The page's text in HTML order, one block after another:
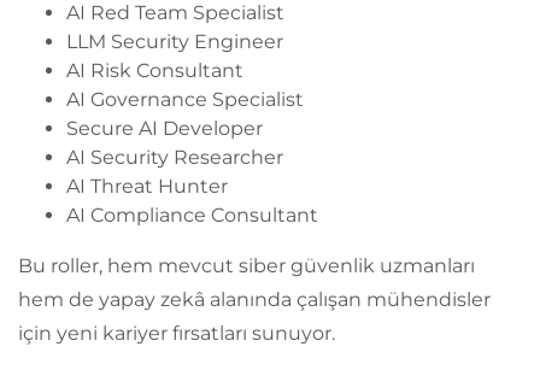
AI Red Team Specialist
LLM Security Engineer
AI Risk Consultant
AI Governance Specialist
Secure AI Developer
AI Security Researcher
AI Threat Hunter
AI Compliance Consultant
Bu roller, hem mevcut siber güvenlik uzmanları
hem de yapay zekâ alanında çalışan mühendisler
için yeni kariyer fırsatları sunuyor.